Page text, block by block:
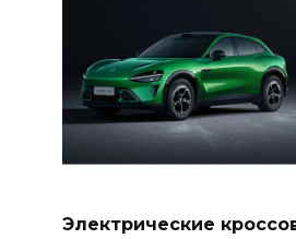
Электрические